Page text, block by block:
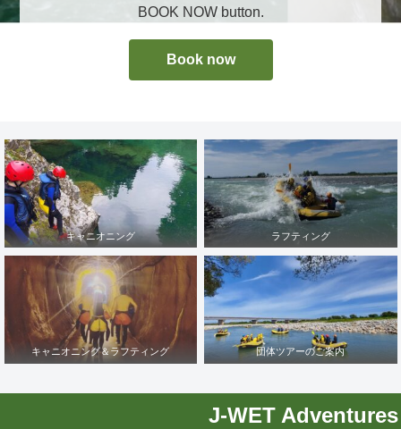
BOOK NOW button.
Book now
キャニオニング ラフティング
キャニオニング＆ラフティング 団体ツアーのご案内
J-WET Adventures